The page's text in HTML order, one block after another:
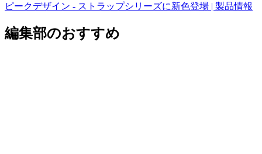
ピークデザイン - ストラップシリーズに新色登場 | 製品情報
編集部のおすすめ